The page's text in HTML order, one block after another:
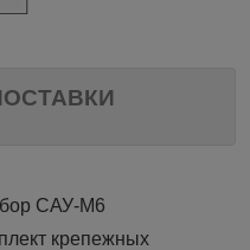
САУ-М6
крепежных